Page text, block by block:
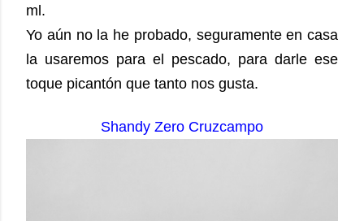
ml.
Yo aún no la he probado, seguramente en casa
la usaremos para el pescado, para darle ese
toque picantón que tanto nos gusta.
Shandy Zero Cruzcampo